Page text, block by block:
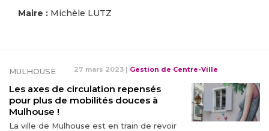
Maire : Michèle LUTZ
MULHOUSE 27 mars 2023 | Gestion de Centre-Ville
Les axes de circulation repensés
pour plus de mobilités douces à
Mulhouse !
La ville de Mulhouse est en train de revoir